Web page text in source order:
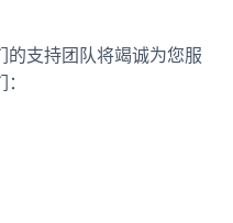
的支持团队将竭诚为您服